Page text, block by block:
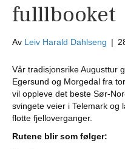
fulllbooket
Av Leiv Harald Dahlseng |
Vår tradisjonsrike Augusttur
Egersund og Morgedal fra
vil oppleve det beste Sør-
svingete veier i Telemark og
flotte fjelloverganger.
Rutene blir som følger: